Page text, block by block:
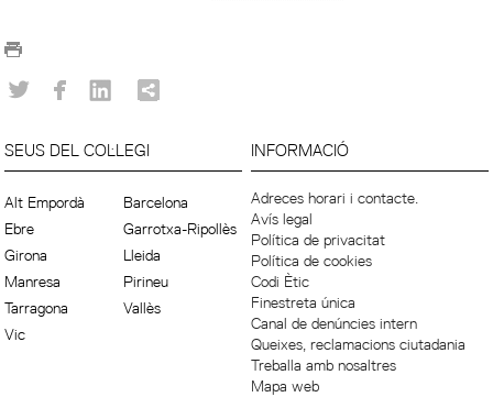
SEUS DEL COL·LEGI
Alt Empordà
Barcelona
Ebre
Garrotxa-Ripollès
Girona
Lleida
Manresa
Pirineu
Tarragona
Vallès
Vic
INFORMACIÓ
Adreces horari i contacte.
Avís legal
Política de privacitat
Política de cookies
Codi Ètic
Finestreta única
Canal de denúncies intern
Queixes, reclamacions ciutadania
Treballa amb nosaltres
Mapa web